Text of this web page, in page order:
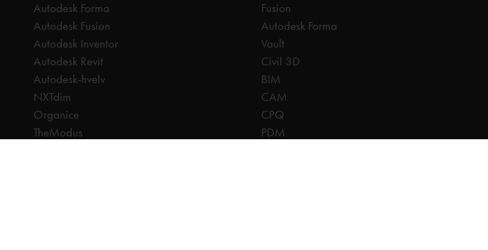
Autodesk Forma
Autodesk Fusion
Autodesk Inventor
Autodesk Revit
Autodesk-hvelv
NXTdim
Organice
TheModus
Fusion
Autodesk Forma
Vault
Civil 3D
BIM
CAM
CPQ
PDM